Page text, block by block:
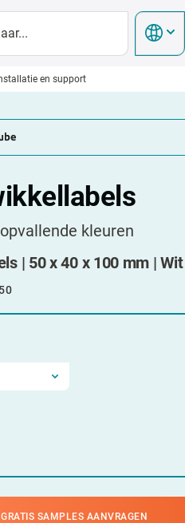
en support
kleuren
| 50 x 40 x 100 mm | Wit
GRATIS SAMPLES AANVRAGEN